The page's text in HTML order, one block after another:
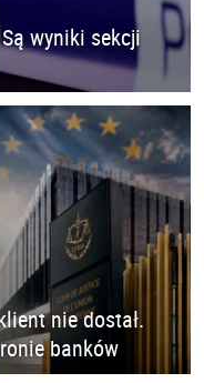
wyniki sekcji
nie dostał.
banków